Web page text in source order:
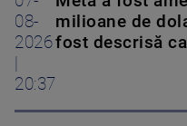
08-
2026
20:37
milioane de
fost descrisă